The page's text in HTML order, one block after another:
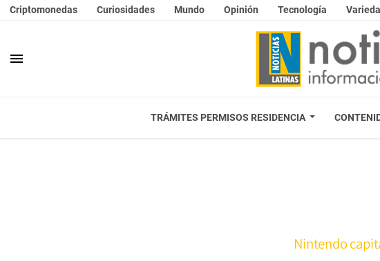
Criptomonedas Curiosidades Mundo Opinión Tecnología
menu
TRÁMITES PERMISOS RESIDENCIA
Nintendo